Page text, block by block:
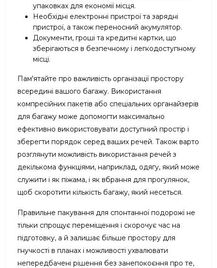
упаковках для економії місця.
Необхідні електронні пристрої та зарядні
пристрої, а також переносний акумулятор.
Документи, гроші та кредитні картки, що
зберігаються в безпечному і легкодоступному
місці.
Пам'ятайте про важливість організації простору
всередині вашого багажу. Використання
компресійних пакетів або спеціальних органайзерів
для багажу може допомогти максимально
ефективно використовувати доступний простір і
зберегти порядок серед ваших речей. Також варто
розглянути можливість використання речей з
декількома функціями, наприклад, одягу, який може
служити і як піжама, і як вбрання для прогулянок,
щоб скоротити кількість багажу, який несеться.
Правильне пакування для спонтанної подорожі не
тільки спрощує переміщення і скорочує час на
підготовку, а й залишає більше простору для
гнучкості в планах і можливості ухвалювати
непередбачені рішення без занепокоєння про те,